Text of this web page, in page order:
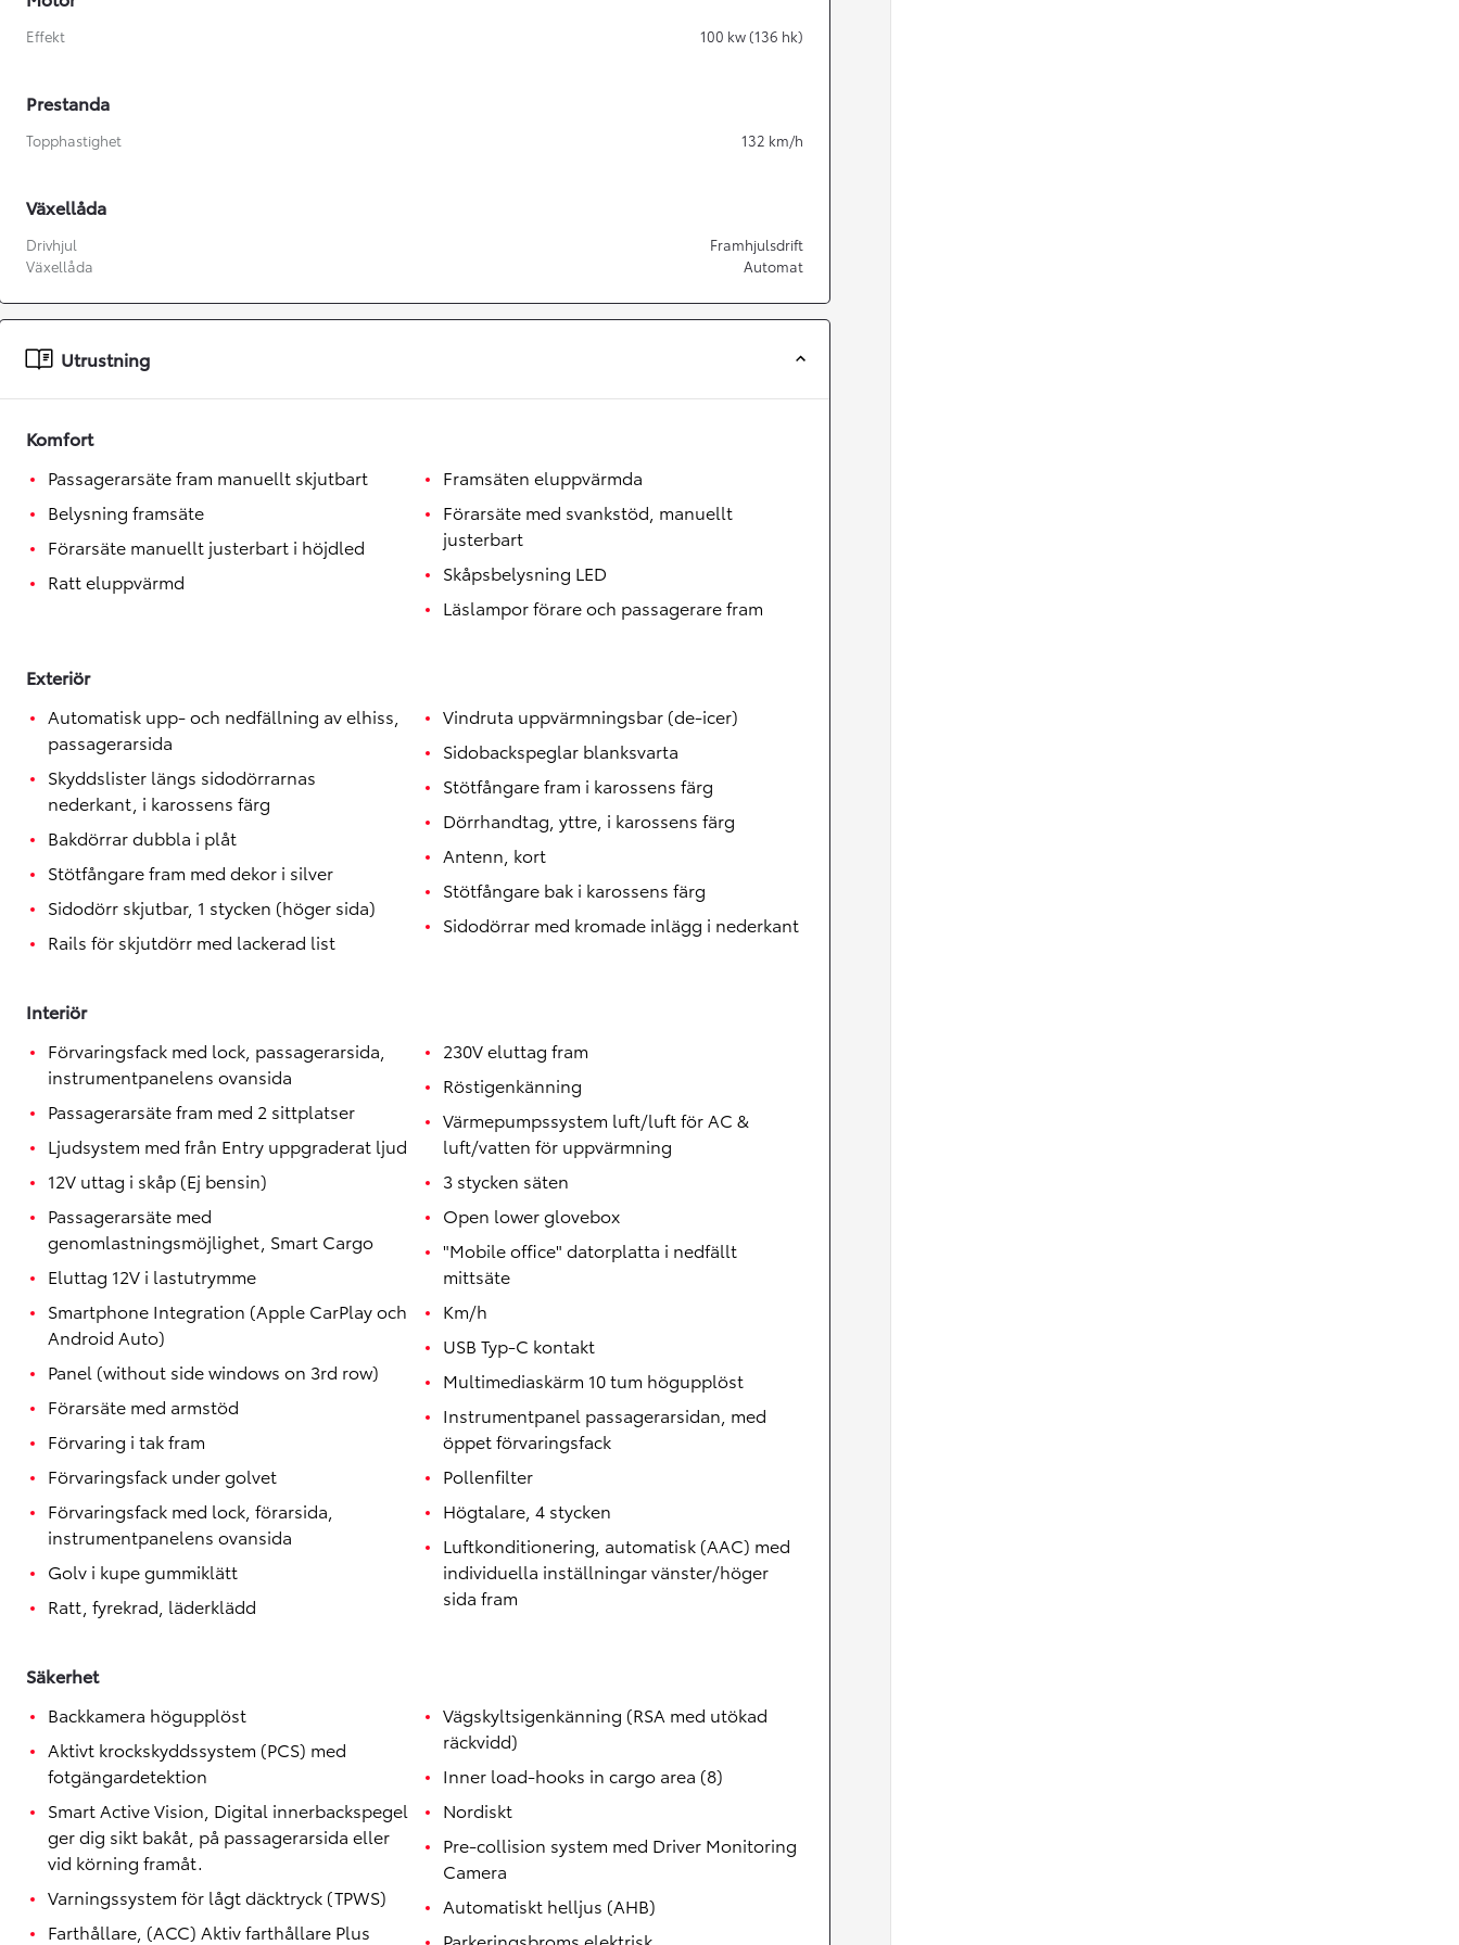
Från 360 900 kr
Från 3 548 kr/mån
Easy Billån
Från 350 900 kr
Toyota GR Supra
BENSIN
Effekt 100 kw (136 hk)
Prestanda
Topphastighet 132 km/h
Växellåda
Drivhjul
Framhjulsdrift
Växellåda
Automat
Utrustning
Komfort
Passagerarsäte fram manuellt skjutbart
Belysning framsäte
Förarsäte manuellt justerbart i höjdled
Ratt eluppvärmd
Framsäten eluppvärmda
Förarsäte med svankstöd, manuellt
justerbart
Skåpsbelysning LED
Läslampor förare och passagerare fram
Exteriör
Automatisk upp- och nedfällning av elhiss,
passagerarsida
Skyddslister längs sidodörrarnas
nederkant, i karossens färg
Bakdörrar dubbla i plåt
Stötfångare fram med dekor i silver
Sidodörr skjutbar, 1 stycken (höger sida)
Rails för skjutdörr med lackerad list
Vindruta uppvärmningsbar (de-icer)
Sidobackspeglar blanksvarta
Stötfångare fram i karossens färg
Dörrhandtag, yttre, i karossens färg
Antenn, kort
Stötfångare bak i karossens färg
Sidodörrar med kromade inlägg i nederkant
Interiör
Förvaringsfack med lock, passagerarsida,
instrumentpanelens ovansida
Passagerarsäte fram med 2 sittplatser
Ljudsystem med från Entry uppgraderat ljud
12V uttag i skåp (Ej bensin)
Passagerarsäte med
genomlastningsmöjlighet, Smart Cargo
Eluttag 12V i lastutrymme
Smartphone Integration (Apple CarPlay och
Android Auto)
Panel (without side windows on 3rd row)
Förarsäte med armstöd
Förvaring i tak fram
Förvaringsfack under golvet
Förvaringsfack med lock, förarsida,
instrumentpanelens ovansida
Golv i kupe gummiklätt
Ratt, fyrekrad, läderklädd
230V eluttag fram
Röstigenkänning
Värmepumpssystem luft/luft för AC &
luft/vatten för uppvärmning
3 stycken säten
Open lower glovebox
"Mobile office" datorplatta i nedfällt
mittsäte
Km/h
USB Typ-C kontakt
Multimediaskärm 10 tum högupplöst
Instrumentpanel passagerarsidan, med
öppet förvaringsfack
Pollenfilter
Högtalare, 4 stycken
Luftkonditionering, automatisk (AAC) med
individuella inställningar vänster/höger
sida fram
Säkerhet
Backkamera högupplöst
Aktivt krockskyddssystem (PCS) med
fotgängardetektion
Smart Active Vision, Digital innerbackspegel
ger dig sikt bakåt, på passagerarsida eller
vid körning framåt.
Varningssystem för lågt däcktryck (TPWS)
Farthållare, (ACC) Aktiv farthållare Plus
Vägskyltsigenkänning (RSA med utökad
räckvidd)
Inner load-hooks in cargo area (8)
Nordiskt
Pre-collision system med Driver Monitoring
Camera
Automatiskt helljus (AHB)